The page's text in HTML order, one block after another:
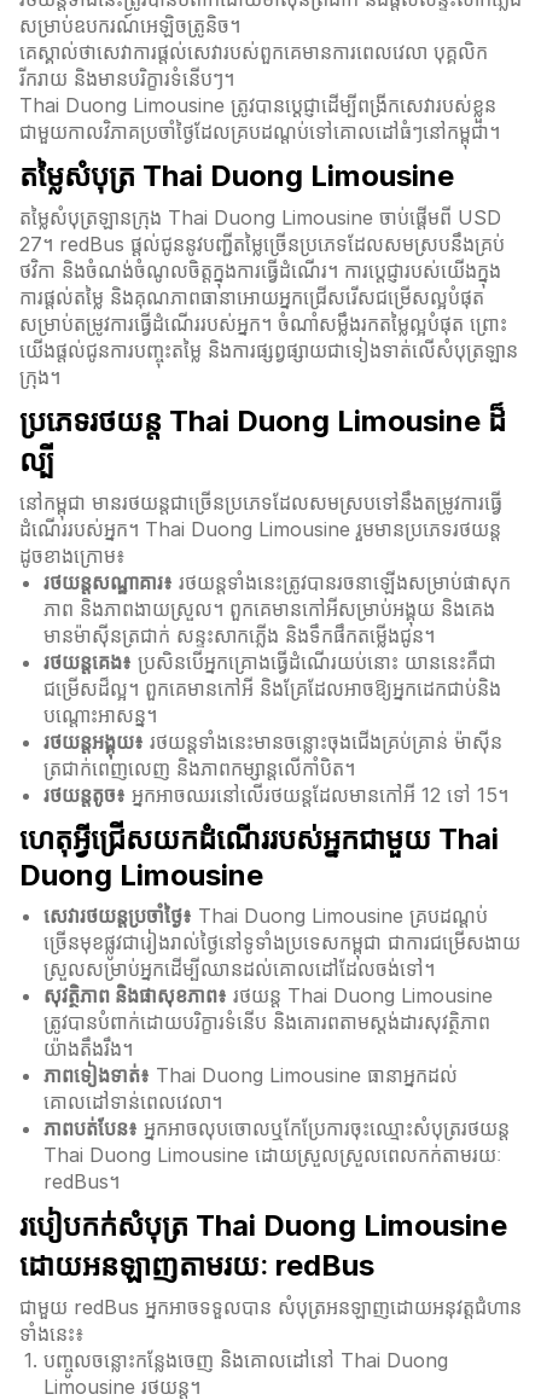
សម្រាប់ឧបករណ៍អេឡិចត្រូនិច។
គេស្គាល់ថាសេវាការផ្តល់សេវារបស់ពួកគេមានការពេលវេលា បុគ្គលិក
រីករាយ និងមានបរិក្ខារទំនើបៗ។
Thai Duong Limousine ត្រូវបានប្តេជ្ញាដើម្បីពង្រីកសេវារបស់ខ្លួន
ជាមួយកាលវិភាគប្រចាំថ្ងៃដែលគ្របដណ្តប់ទៅគោលដៅធំៗនៅកម្ពុជា។
តម្លៃសំបុត្រ Thai Duong Limousine
តម្លៃសំបុត្រឡានក្រុង Thai Duong Limousine ចាប់ផ្តើមពី USD
27។ redBus ផ្តល់ជូននូវបញ្ជីតម្លៃច្រើនប្រភេទដែលសមស្របនឹងគ្រប់
ថវិកា និងចំណង់ចំណូលចិត្តក្នុងការធ្វើដំណើរ។ ការប្តេជ្ញារបស់យើងក្នុង
ការផ្តល់តម្លៃ និងគុណភាពធានាអោយអ្នកជ្រើសរើសជម្រើសល្អបំផុត
សម្រាប់តម្រូវការធ្វើដំណើររបស់អ្នក។ ចំណាំសម្លឹងរកតម្លៃល្អបំផុត ព្រោះ
យើងផ្តល់ជូនការបញ្ចុះតម្លៃ និងការផ្សព្វផ្សាយជាទៀងទាត់លើសំបុត្រឡាន
ក្រុង។
ប្រភេទរថយន្ត Thai Duong Limousine ដ៏
ល្បី
នៅកម្ពុជា មានរថយន្តជាច្រើនប្រភេទដែលសមស្របទៅនឹងតម្រូវការធ្វើ
ដំណើររបស់អ្នក។ Thai Duong Limousine រួមមានប្រភេទរថយន្ត
ដូចខាងក្រោម៖
រថយន្តសណ្ឋាគារ៖ រថយន្តទាំងនេះត្រូវបានរចនាឡើងសម្រាប់ផាសុក
ភាព និងភាពងាយស្រួល។ ពួកគេមានកៅអីសម្រាប់អង្គុយ និងគេង
មានម៉ាស៊ីនត្រជាក់ សន្ទះសាកភ្លើង និងទឹកផឹកតម្លើងជូន។
រថយន្តគេង៖ ប្រសិនបើអ្នកគ្រោងធ្វើដំណើរយប់នោះ យាននេះគឺជា
ជម្រើសដ៏ល្អ។ ពួកគេមានកៅអី និងគ្រែដែលអាចឱ្យអ្នកដេកជាប់និង
បណ្ដោះអាសន្ន។
រថយន្តអង្គុយ៖ រថយន្តទាំងនេះមានចន្លោះចុងជើងគ្រប់គ្រាន់ ម៉ាស៊ីន
ត្រជាក់ពេញលេញ និងភាពកម្សាន្តលើកាំបិត។
រថយន្តតូច៖ អ្នកអាចឈរនៅលើរថយន្តដែលមានកៅអី 12 ទៅ 15។
ហេតុអ្វីជ្រើសយកដំណើររបស់អ្នកជាមួយ Thai
Duong Limousine
សេវារថយន្តប្រចាំថ្ងៃ៖ Thai Duong Limousine គ្របដណ្តប់
ច្រើនមុខផ្លូវជារៀងរាល់ថ្ងៃនៅទូទាំងប្រទេសកម្ពុជា ជាការជម្រើសងាយ
ស្រួលសម្រាប់អ្នកដើម្បីឈានដល់គោលដៅដែលចង់ទៅ។
សុវត្ថិភាព និងផាសុខភាព៖ រថយន្ត Thai Duong Limousine
ត្រូវបានបំពាក់ដោយបរិក្ខារទំនើប និងគោរពតាមស្តង់ដារសុវត្ថិភាព
យ៉ាងតឹងរឹង។
ភាពទៀងទាត់៖ Thai Duong Limousine ធានាអ្នកដល់
គោលដៅទាន់ពេលវេលា។
ភាពបត់បែន៖ អ្នកអាចលុបចោលឬកែប្រែការចុះឈ្មោះសំបុត្ររថយន្ត
Thai Duong Limousine ដោយស្រួលស្រួលពេលកក់តាមរយៈ
redBus។
របៀបកក់សំបុត្រ Thai Duong Limousine
ដោយអនឡាញតាមរយៈ redBus
ជាមួយ redBus អ្នកអាចទទួលបាន សំបុត្រអនឡាញដោយអនុវត្តជំហាន
ទាំងនេះ៖
បញ្ចូលចន្លោះកន្លែងចេញ និងគោលដៅនៅ Thai Duong
Limousine រថយន្ត។